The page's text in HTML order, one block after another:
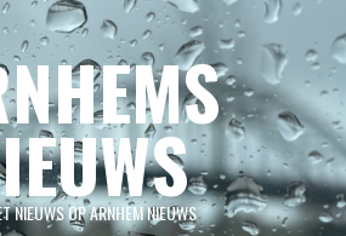
NIEUWS OP ARNHEM NIEUWS